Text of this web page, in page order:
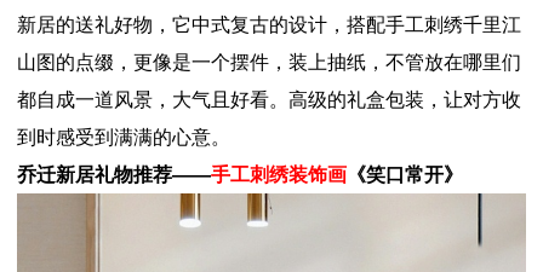
新居的送礼好物，它中式复古的设计，搭配手工刺绣千里江
山图的点缀，更像是一个摆件，装上抽纸，不管放在哪里们
都自成一道风景，大气且好看。高级的礼盒包装，让对方收
到时感受到满满的心意。
乔迁新居礼物推荐——手工刺绣装饰画 《笑口常开》